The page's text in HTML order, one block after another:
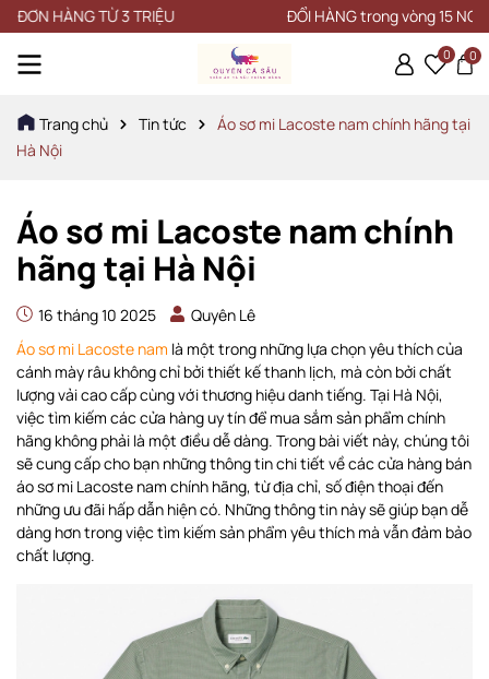
3 TRIỆU ĐỔI HÀNG trong vòng 15 NGÀY
0 0
Trang chủ Tin tức
Áo sơ mi Lacoste nam chính hãng tại
Hà Nội
Áo sơ mi Lacoste nam chính
hãng tại Hà Nội
16 tháng 10 2025
Quyên Lê
Áo sơ mi Lacoste nam là một trong những lựa chọn yêu thích của
cánh mày râu không chỉ bởi thiết kế thanh lịch, mà còn bởi chất
lượng vải cao cấp cùng với thương hiệu danh tiếng. Tại Hà Nội,
việc tìm kiếm các cửa hàng uy tín để mua sắm sản phẩm chính
hãng không phải là một điều dễ dàng. Trong bài viết này, chúng tôi
sẽ cung cấp cho bạn những thông tin chi tiết về các cửa hàng bán
áo sơ mi Lacoste nam chính hãng, từ địa chỉ, số điện thoại đến
những ưu đãi hấp dẫn hiện có. Những thông tin này sẽ giúp bạn dễ
dàng hơn trong việc tìm kiếm sản phẩm yêu thích mà vẫn đảm bảo
chất lượng.